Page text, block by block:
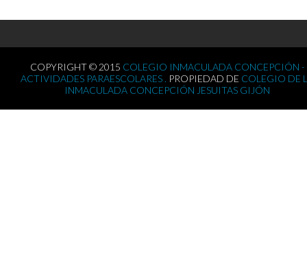
COPYRIGHT © 2015 COLEGIO INMACULADA CONCEPCIÓN -
ACTIVIDADES PARAESCOLARES . PROPIEDAD DE COLEGIO DE
INMACULADA CONCEPCIÓN JESUITAS GIJÓN